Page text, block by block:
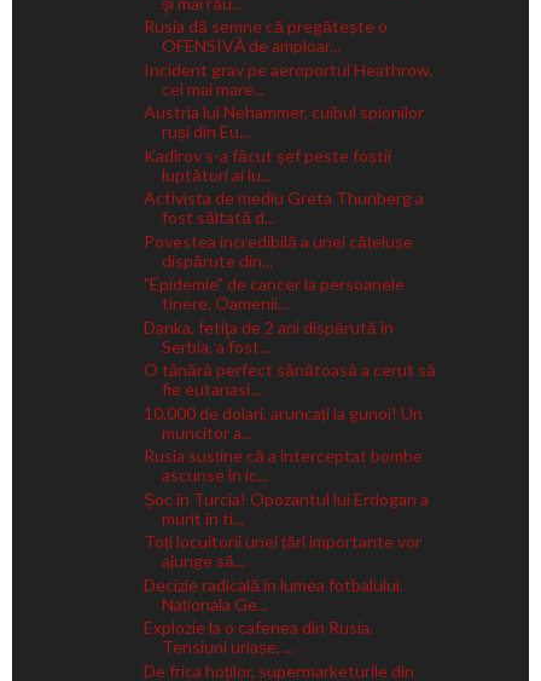
Rusia dă semne că pregătește o
OFENSIVĂ de amploar...
Incident grav pe aeroportul Heathrow,
cel mai mare...
Austria lui Nehammer, cuibul spionilor
ruși din Eu...
Kadîrov s-a făcut șef peste foștii
luptători ai lu...
Activista de mediu Greta Thunberg a
fost săltată d...
Povestea incredibilă a unei cățelușe
dispărute din...
"Epidemie" de cancer la persoanele
tinere. Oamenii...
Danka, fetiţa de 2 ani dispărută în
Serbia, a fost...
O tânără perfect sănătoasă a cerut să
fie eutanasi...
10.000 de dolari, aruncați la gunoi! Un
muncitor a...
Rusia susține că a interceptat bombe
ascunse în ic...
Șoc în Turcia! Opozantul lui Erdogan a
murit în ti...
Toți locuitorii unei țări importante vor
ajunge să...
Decizie radicală în lumea fotbalului.
Naționala Ge...
Explozie la o cafenea din Rusia.
Tensiuni uriașe, ...
De frica hoților, supermarketurile din